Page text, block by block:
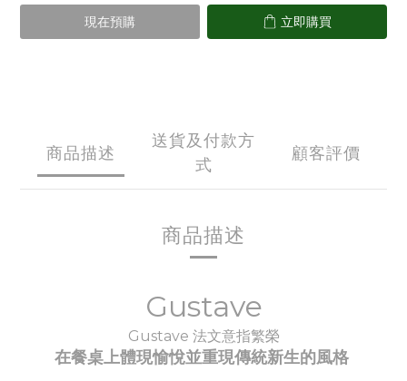
現在預購 立即購買
商品描述
送貨及付款方
式
顧客評價
商品描述
Gustave
Gustave 法文意指繁榮
在餐桌上體現愉悅並重現傳統新生的風格